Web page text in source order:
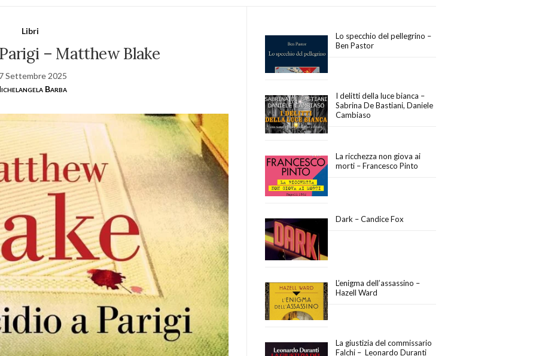
Libri
– Matthew Blake
Settembre 2025
Barba
Lo specchio del pellegrino –
Ben Pastor
I delitti della luce bianca –
Sabrina De Bastiani, Daniele
Cambiaso
La ricchezza non giova ai
morti – Francesco Pinto
Dark – Candice Fox
L’enigma dell’assassino –
Hazell Ward
La giustizia del commissario
Falchi – Leonardo Duranti